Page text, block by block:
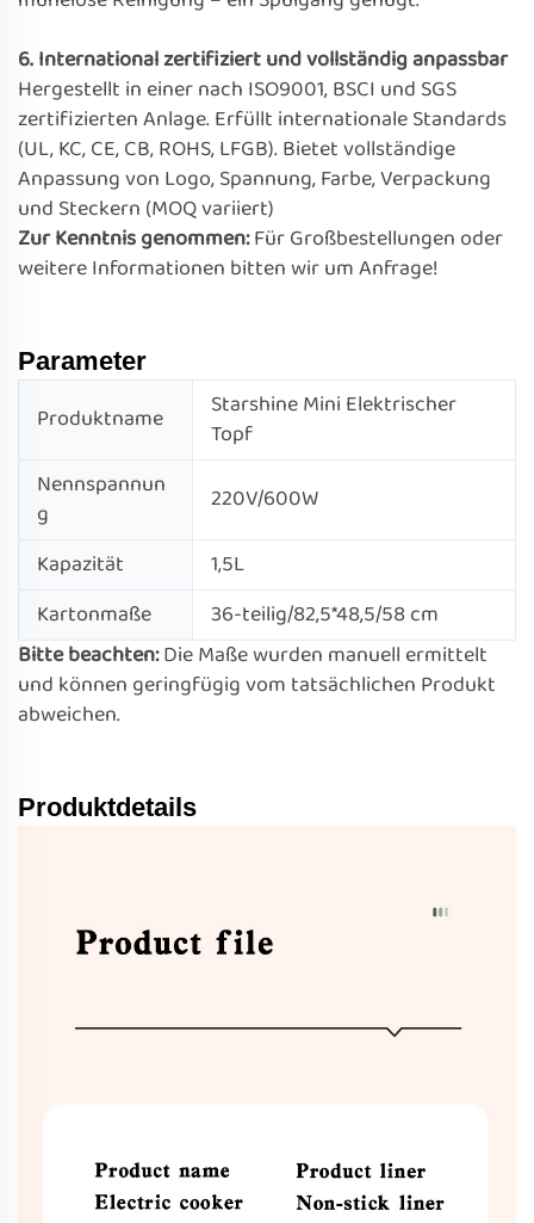
6. International zertifiziert und vollständig anpassbar
Hergestellt in einer nach ISO9001, BSCI und SGS
zertifizierten Anlage. Erfüllt internationale Standards
(UL, KC, CE, CB, ROHS, LFGB). Bietet vollständige
Anpassung von Logo, Spannung, Farbe, Verpackung
und Steckern (MOQ variiert)
Zur Kenntnis genommen:Für Großbestellungen oder
weitere Informationen bitten wir um Anfrage!
Parameter
Produktname
Starshine Mini Elektrischer
Topf
Nennspannun
g
220V/600W
Kapazität
1,5L
Kartonmaße
36-teilig/82,5*48,5/58 cm
Bitte beachten:Die Maße wurden manuell ermittelt
und können geringfügig vom tatsächlichen Produkt
abweichen.
Produktdetails